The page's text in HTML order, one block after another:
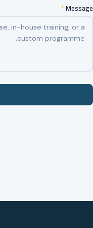
Message
*